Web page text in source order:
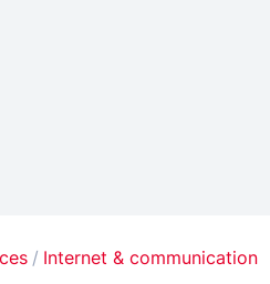
Internet & communication